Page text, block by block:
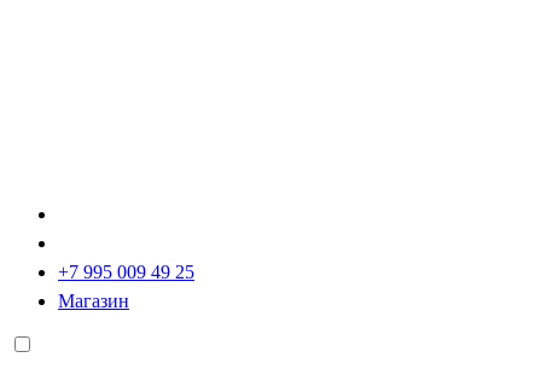
+7 995 009 49 25
Магазин